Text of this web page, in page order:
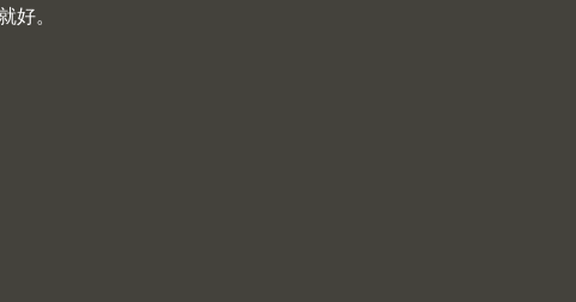
。